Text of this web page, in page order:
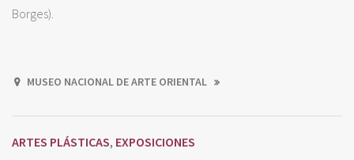
Borges).
MUSEO NACIONAL DE ARTE ORIENTAL
ARTES PLÁSTICAS, EXPOSICIONES